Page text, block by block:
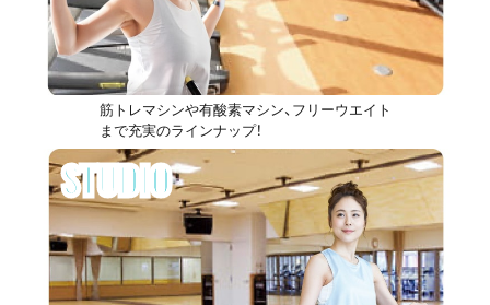
筋トレマシンや有酸素マシン、フリーウエイト
まで充実のラインナップ！
STUDIO